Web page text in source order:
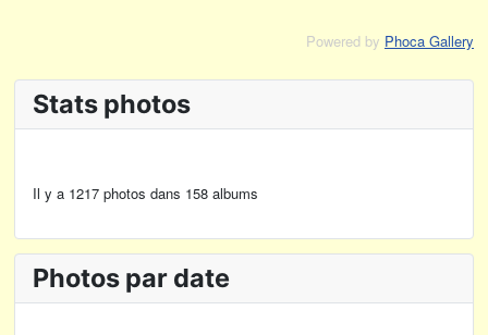
Stats photos
Il y a 1217 photos dans 158 albums
Photos par date
Powered by Phoca Gallery